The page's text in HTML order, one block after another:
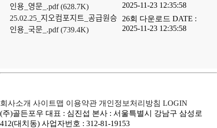
인용_영문_.pdf(628.7K)
2025-11-23 12:35:58
25.02.25_지오컴포지트_공급원승
인용_국문_.pdf(739.4K)
26회 다운로드DATE :
2025-11-23 12:35:58
회사소개 사이트맵 이용약관 개인정보처리방침 LOGIN
(주)골든포우 대표 : 심진섭 본사 : 서울특별시 강남구 삼성로
412(대치동) 사업자번호 : 312-81-19153